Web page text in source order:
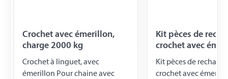
Crochet avec émerillon,
charge 2000 kg
Crochet à linguet, avec
émerillon Pour chaine avec
Kit pèces de
crochet avec
mm
Kit pèces de
crochet avec